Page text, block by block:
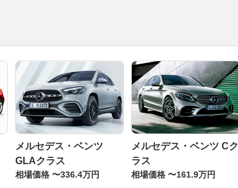
メルセデス・ベンツ
GLAクラス
相場価格 〜336.4万円
メルセデス・ベンツ Cク
ラス
相場価格 〜161.9万円